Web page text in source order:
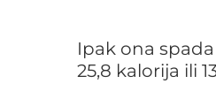
Ipak ona
25,8 kalorija ili